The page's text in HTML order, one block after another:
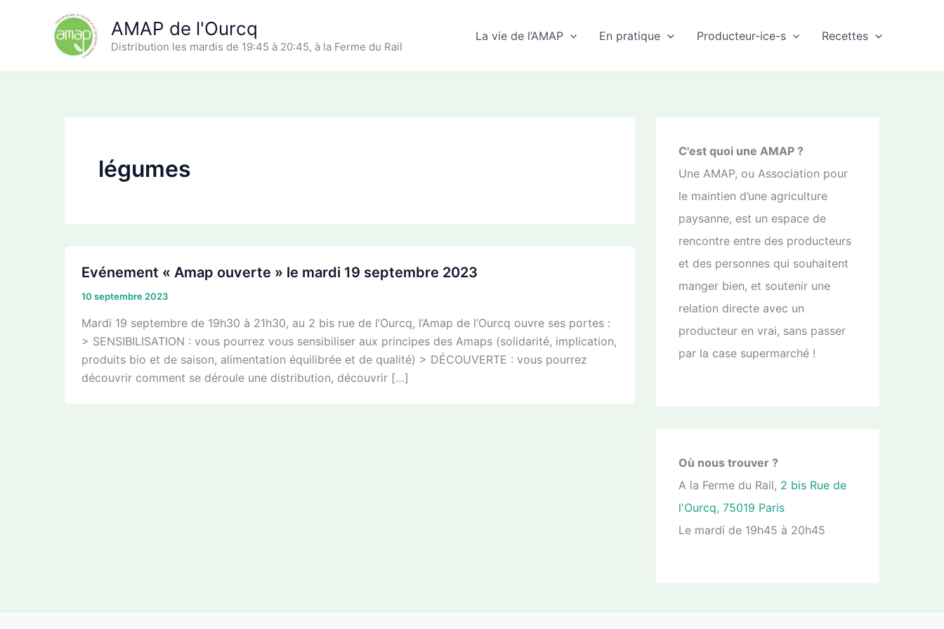
AMAP de l'Ourcq
Distribution les mardis de 19:45 à 20:45, à la Ferme du Rail
La vie de l’AMAP En pratique Producteur-ice-s Recettes
légumes
Evénement « Amap ouverte » le mardi 19 septembre 2023
10 septembre 2023
Mardi 19 septembre de 19h30 à 21h30, au 2 bis rue de l’Ourcq, l’Amap de l’Ourcq ouvre ses portes :
> SENSIBILISATION : vous pourrez vous sensibiliser aux principes des Amaps (solidarité, implication,
produits bio et de saison, alimentation équilibrée et de qualité) > DÉCOUVERTE : vous pourrez
découvrir comment se déroule une distribution, découvrir […]
C'est quoi une AMAP ?
Une AMAP, ou Association pour
le maintien d’une agriculture
paysanne, est un espace de
rencontre entre des producteurs
et des personnes qui souhaitent
manger bien, et soutenir une
relation directe avec un
producteur en vrai, sans passer
par la case supermarché !
Où nous trouver ?
A la Ferme du Rail, 2 bis Rue de
l'Ourcq, 75019 Paris
Le mardi de 19h45 à 20h45